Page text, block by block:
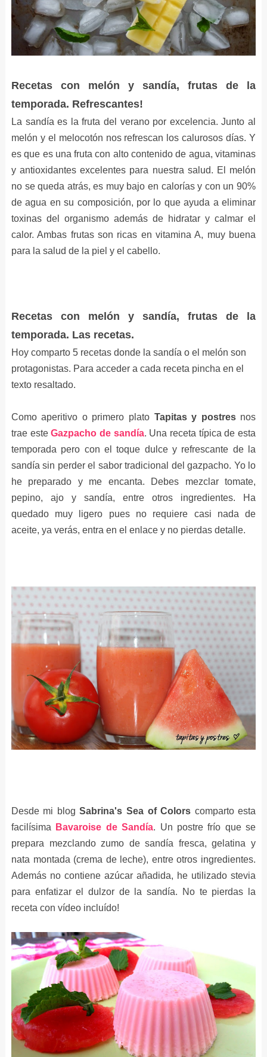
Recetas con melón y sandía, frutas de la
temporada. Refrescantes!
La sandía es la fruta del verano por excelencia. Junto al
melón y el melocotón nos refrescan los calurosos días. Y
es que es una fruta con alto contenido de agua, vitaminas
y antioxidantes excelentes para nuestra salud. El melón
no se queda atrás, es muy bajo en calorías y con un 90%
de agua en su composición, por lo que ayuda a eliminar
toxinas del organismo además de hidratar y calmar el
calor. Ambas frutas son ricas en vitamina A, muy buena
para la salud de la piel y el cabello.
Recetas con melón y sandía, frutas de la
temporada. Las recetas.
Hoy comparto 5 recetas donde la sandía o el melón son
protagonistas. Para acceder a cada receta pincha en el
texto resaltado.
Como aperitivo o primero plato Tapitas y postresnos
trae esteGazpacho de sandía. Una receta típica de esta
temporada pero con el toque dulce y refrescante de la
sandía sin perder el sabor tradicional del gazpacho. Yo lo
he preparado y me encanta. Debes mezclar tomate,
pepino, ajo y sandía, entre otros ingredientes. Ha
quedado muy ligero pues no requiere casi nada de
aceite, ya verás, entra en el enlace y no pierdas detalle.
Desde mi blogSabrina's Sea of Colors comparto esta
facilísima
Bavaroise de Sandía. Un postre frío que se
prepara mezclando zumo de sandía fresca, gelatina y
nata montada (crema de leche), entre otros ingredientes.
Además no contiene azúcar añadida, he utilizado stevia
para enfatizar el dulzor de la sandía. No te pierdas la
receta con vídeo incluído!